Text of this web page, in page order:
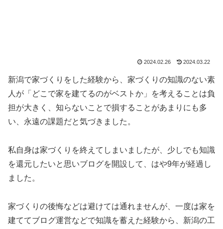
2024.02.26 2024.03.22
新潟で家づくりをした経験から、家づくりの知識のない素
人が「どこで家を建てるのがベストか」を考えることは負
担が大きく、知らないことで損することがあまりにも多
い、永遠の課題だと気づきました。
私自身は家づくりを終えてしまいましたが、少しでも知識
を還元したいと思いブログを開設して、はや9年が経過し
ました。
家づくりの後悔などは避けては通れませんが、一度は家を
建ててブログ運営などで知識を蓄えた経験から、新潟の工